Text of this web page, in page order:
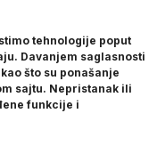
tehnologije poput
Davanjem saglasnosti
što su ponašanje
sajtu. Nepristanak ili
funkcije i